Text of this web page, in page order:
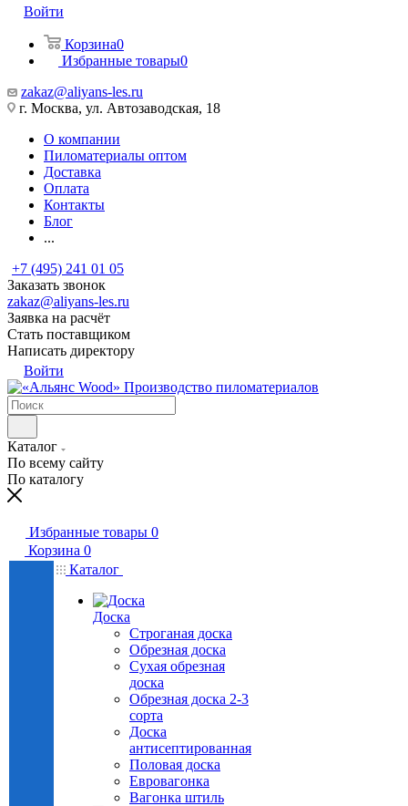
Войти
Корзина0
Избранные товары0
zakaz@aliyans-les.ru
г. Москва, ул. Автозаводская, 18
О компании
Пиломатериалы оптом
Доставка
Оплата
Контакты
Блог
...
+7 (495) 241 01 05
Заказать звонок
zakaz@aliyans-les.ru
Заявка на расчёт
Стать поставщиком
Написать директору
Войти
Производство пиломатериалов
Каталог
По всему сайту
По каталогу
Избранные товары 0
Корзина 0
Каталог
Доска
Строганая доска
Обрезная доска
Сухая обрезная
доска
Обрезная доска 2-3
сорта
Доска
антисептированная
Половая доска
Евровагонка
Вагонка штиль